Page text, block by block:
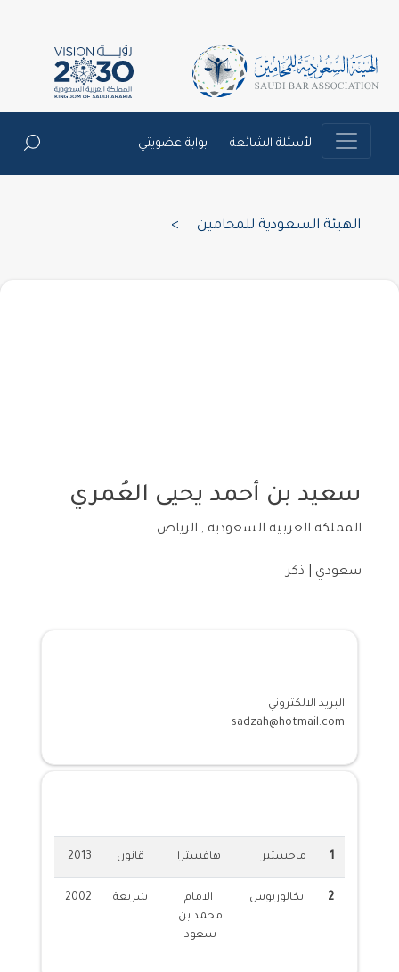
الأسئلة الشائعة بوابة عضويتي
الهيئة السعودية للمحامين
سعيد بن أحمد يحيى العُمري
المملكة العربية السعودية , الرياض
سعودي | ذكر
البريد الالكتروني
sadzah@hotmail.com
ماجستير هافسترا قانون 2013
بكالوريوس
الامام
محمد بن
سعود
شريعة 2002